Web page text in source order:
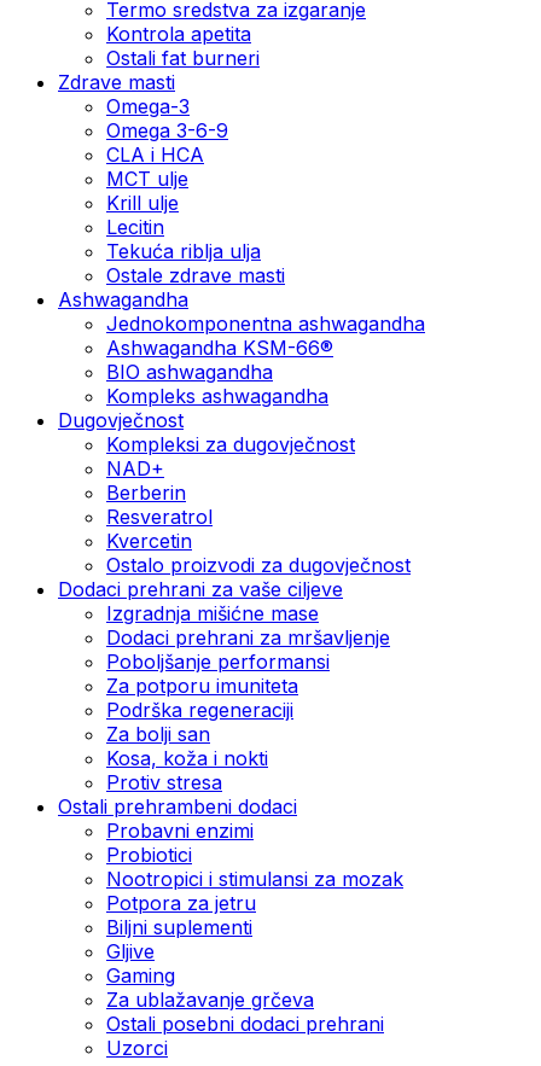
Termo sredstva za izgaranje
Kontrola apetita
Ostali fat burneri
Zdrave masti
Omega-3
Omega 3-6-9
CLA i HCA
MCT ulje
Krill ulje
Lecitin
Tekuća riblja ulja
Ostale zdrave masti
Ashwagandha
Jednokomponentna ashwagandha
Ashwagandha KSM-66®
BIO ashwagandha
Kompleks ashwagandha
Dugovječnost
Kompleksi za dugovječnost
NAD+
Berberin
Resveratrol
Kvercetin
Ostalo proizvodi za dugovječnost
Dodaci prehrani za vaše ciljeve
Izgradnja mišićne mase
Dodaci prehrani za mršavljenje
Poboljšanje performansi
Za potporu imuniteta
Podrška regeneraciji
Za bolji san
Kosa, koža i nokti
Protiv stresa
Ostali prehrambeni dodaci
Probavni enzimi
Probiotici
Nootropici i stimulansi za mozak
Potpora za jetru
Biljni suplementi
Gljive
Gaming
Za ublažavanje grčeva
Ostali posebni dodaci prehrani
Uzorci